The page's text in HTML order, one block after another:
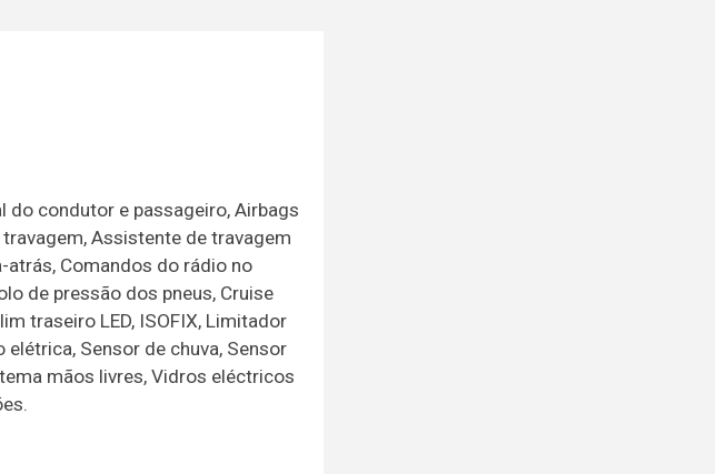
do condutor e passageiro, Airbags
Assistente de travagem
atrás, Comandos do rádio no
de pressão dos pneus, Cruise
traseiro LED, ISOFIX, Limitador
Sensor de chuva, Sensor
mãos livres, Vidros eléctricos